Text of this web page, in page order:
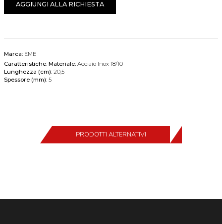
AGGIUNGI ALLA RICHIESTA
Marca: EME
Caratteristiche: Materiale: Acciaio Inox 18/10
Lunghezza (cm): 20,5
Spessore (mm): 5
PRODOTTI ALTERNATIVI